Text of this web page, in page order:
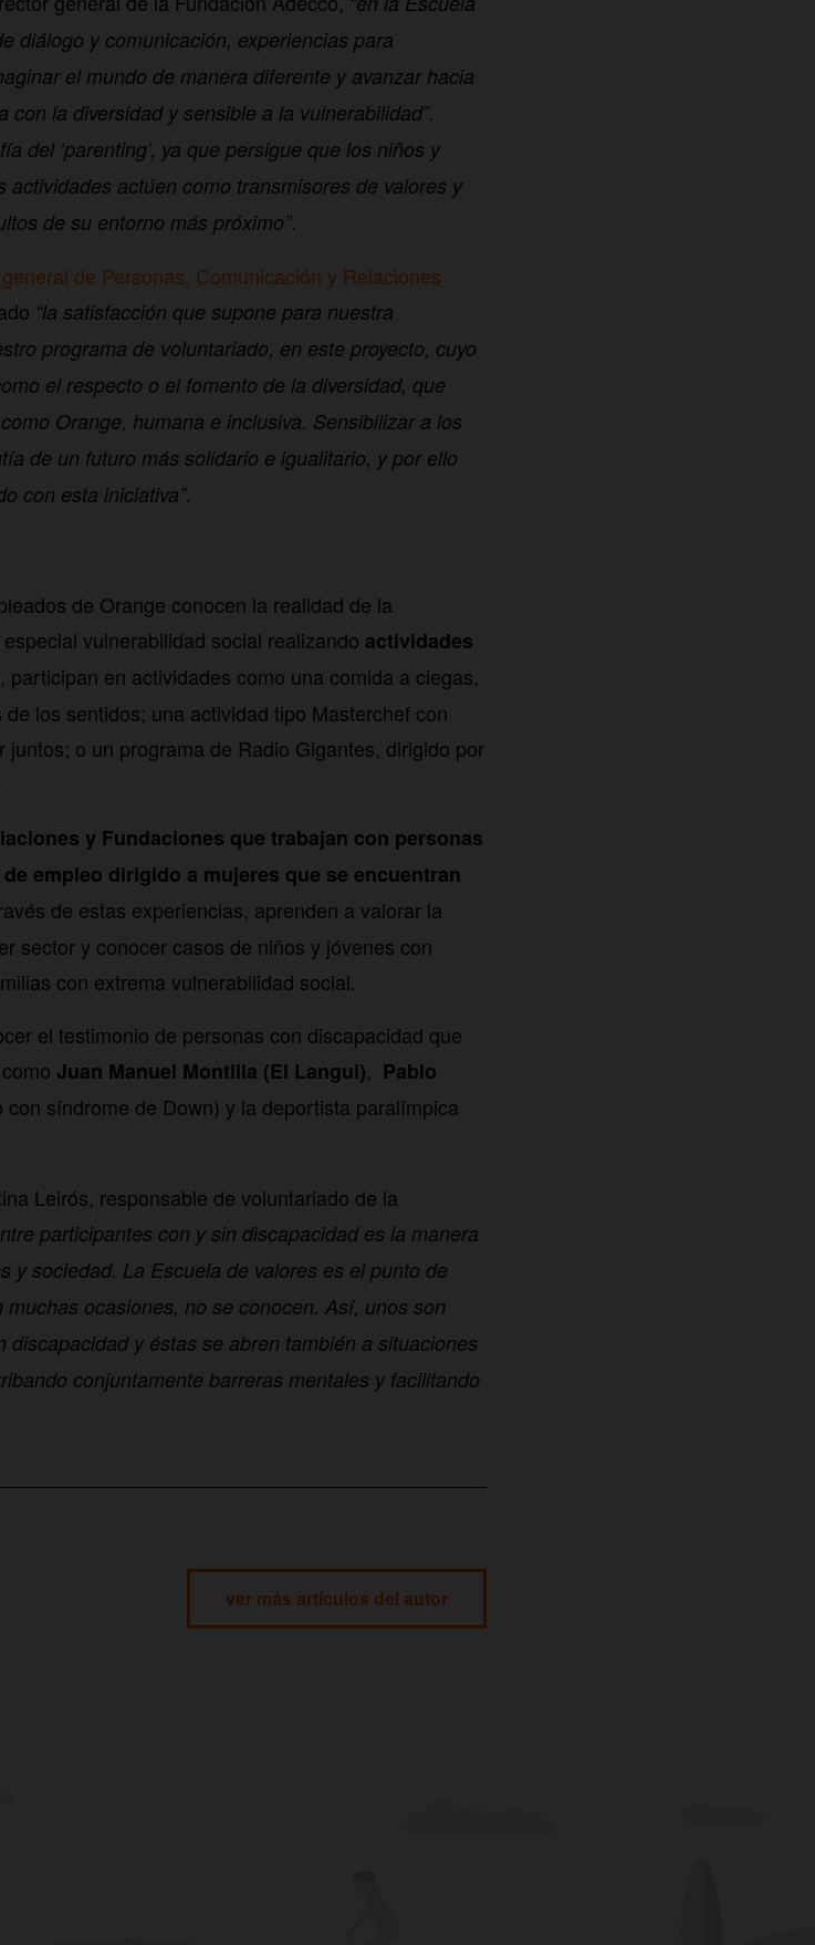
diálogo y comunicación, experiencias para
el mundo de manera diferente y avanzar hacia
la diversidad y sensible a la vulnerabilidad”.
del ‘parenting’, ya que persigue que los niños y
actúen como transmisores de valores y
de su entorno más próximo”.
de Personas, Comunicación y Relaciones
“la satisfacción que supone para nuestra
programa de voluntariado, en este proyecto, cuyo
el respecto o el fomento de la diversidad, que
Orange, humana e inclusiva. Sensibilizar a los
de un futuro más solidario e igualitario, y por ello
con esta iniciativa”.
de Orange conocen la realidad de la
vulnerabilidad social realizando actividades
participan en actividades como una comida a ciegas,
los sentidos; una actividad tipo Masterchef con
o un programa de Radio Gigantes, dirigido por
y Fundaciones que trabajan con personas
empleo dirigido a mujeres que se encuentran
de estas experiencias, aprenden a valorar la
sector y conocer casos de niños y jóvenes con
con extrema vulnerabilidad social.
el testimonio de personas con discapacidad que
Juan Manuel Montilla (El Langui), Pablo
síndrome de Down) y la deportista paralímpica
Leirós, responsable de voluntariado de la
participantes con y sin discapacidad es la manera
y sociedad. La Escuela de valores es el punto de
ocasiones, no se conocen. Así, unos son
y éstas se abren también a situaciones
conjuntamente barreras mentales y facilitando
ver más artículos del autor